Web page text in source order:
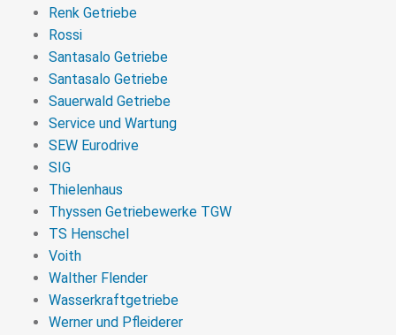
Renk Getriebe
Rossi
Santasalo Getriebe
Santasalo Getriebe
Sauerwald Getriebe
Service und Wartung
SEW Eurodrive
SIG
Thielenhaus
Thyssen Getriebewerke TGW
TS Henschel
Voith
Walther Flender
Wasserkraftgetriebe
Werner und Pfleiderer